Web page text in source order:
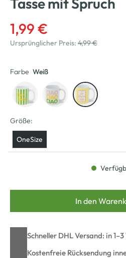
1,99 €
Ursprünglicher Preis: 4,99 €
Farbe Weiß
Größe:
OneSize
In den
Schneller DHL Versand: in
Kostenfreie Rücksendung